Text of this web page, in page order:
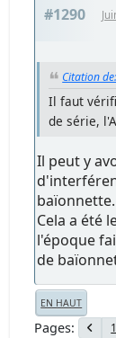
#1290
Citation
Il faut
de série,
Il peut y
baïonnette.
Cela a été
l'époque
de
EN HAUT
Pages 1